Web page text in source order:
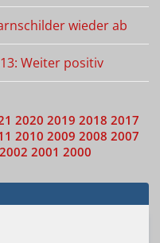
wieder ab
Weiter positiv
2020 2019 2018 2017
2010 2009 2008 2007
2002 2001 2000